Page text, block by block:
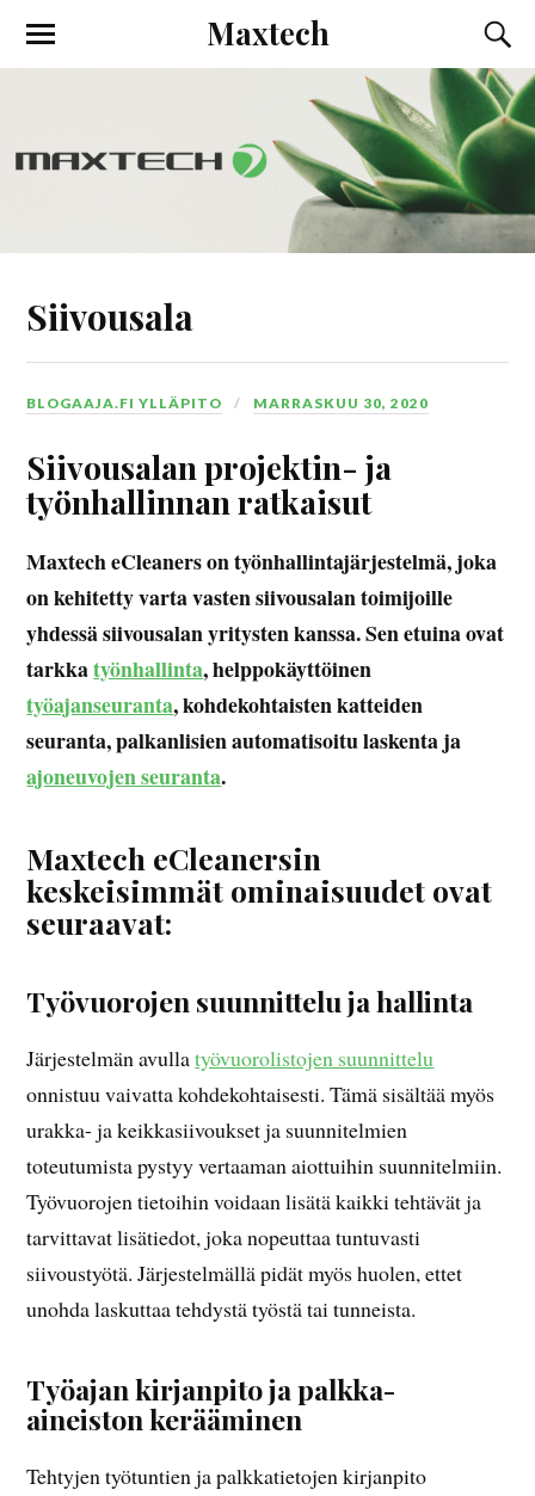
Maxtech
Siivousala
BLOGAAJA.FI YLLÄPITO MARRASKUU 30, 2020
Siivousalan projektin- ja
työnhallinnan ratkaisut
Maxtech eCleaners on työnhallintajärjestelmä, joka
on kehitetty varta vasten siivousalan toimijoille
yhdessä siivousalan yritysten kanssa. Sen etuina ovat
tarkkatyönhallinta, helppokäyttöinen
työajanseuranta, kohdekohtaisten katteiden
seuranta, palkanlisien automatisoitu laskenta ja
ajoneuvojen seuranta.
Maxtech eCleanersin
keskeisimmät ominaisuudet ovat
seuraavat:
Työvuorojen suunnittelu ja hallinta
Järjestelmän avullatyövuorolistojen suunnittelu
onnistuu vaivatta kohdekohtaisesti. Tämä sisältää myös
urakka- ja keikkasiivoukset ja suunnitelmien
toteutumista pystyy vertaaman aiottuihin suunnitelmiin.
Työvuorojen tietoihin voidaan lisätä kaikki tehtävät ja
tarvittavat lisätiedot, joka nopeuttaa tuntuvasti
siivoustyötä. Järjestelmällä pidät myös huolen, ettet
unohda laskuttaa tehdystä työstä tai tunneista.
Työajan kirjanpito ja palkka-
aineiston kerääminen
Tehtyjen työtuntien ja palkkatietojen kirjanpito